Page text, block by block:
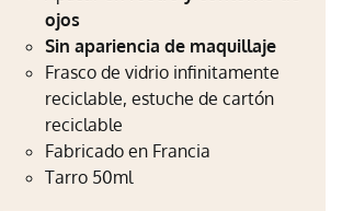
ojos
Sin apariencia de maquillaje
Frasco de vidrio infinitamente
reciclable, estuche de cartón
reciclable
Fabricado en Francia
Tarro 50ml